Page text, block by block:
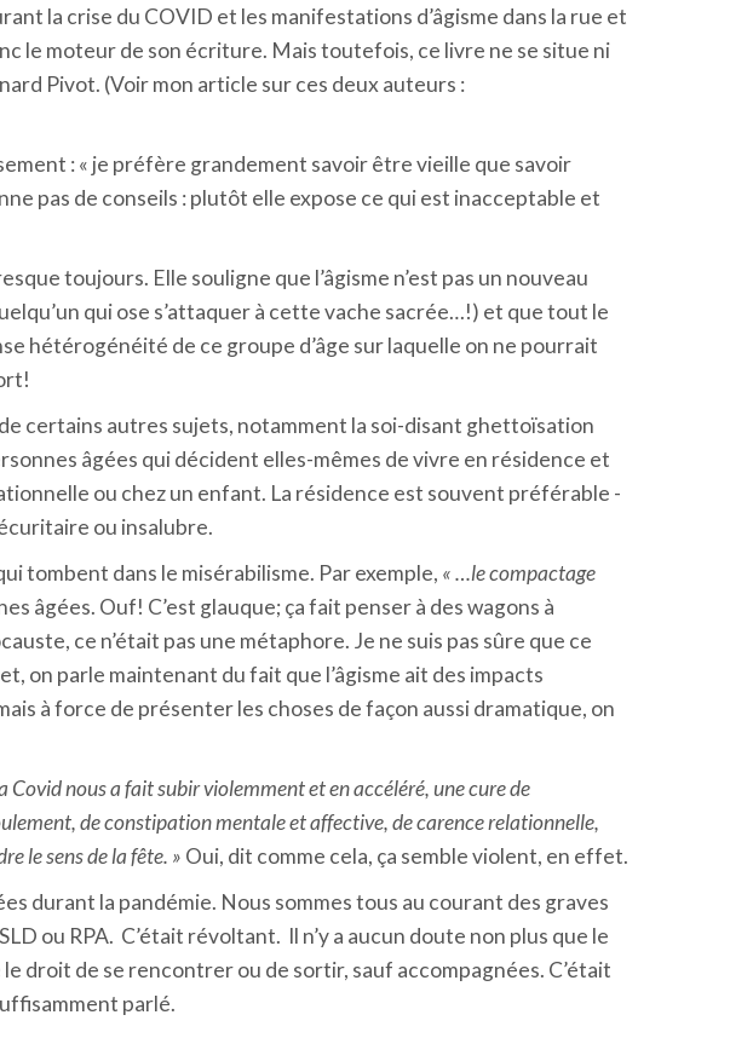
la crise du COVID et les manifestations d’âgisme dans la rue et
le moteur de son écriture. Mais toutefois, ce livre ne se situe ni
Pivot. (Voir mon article sur ces deux auteurs :
: « je préfère grandement savoir être vieille que savoir
pas de conseils : plutôt elle expose ce qui est inacceptable et
toujours. Elle souligne que l’âgisme n’est pas un nouveau
qui ose s’attaquer à cette vache sacrée…!) et que tout le
hétérogénéité de ce groupe d’âge sur laquelle on ne pourrait
certains autres sujets, notamment la soi-disant ghettoïsation
âgées qui décident elles-mêmes de vivre en résidence et
ou chez un enfant. La résidence est souvent préférable -
ou insalubre.
tombent dans le misérabilisme. Par exemple, « …le compactage
âgées. Ouf! C’est glauque; ça fait penser à des wagons à
ce n’était pas une métaphore. Je ne suis pas sûre que ce
on parle maintenant du fait que l’âgisme ait des impacts
à force de présenter les choses de façon aussi dramatique, on
Covid nous a fait subir violemment et en accéléré, une cure de
de constipation mentale et affective, de carence relationnelle,
le sens de la fête. » Oui, dit comme cela, ça semble violent, en effet.
durant la pandémie. Nous sommes tous au courant des graves
ou RPA. C’était révoltant. Il n’y a aucun doute non plus que le
droit de se rencontrer ou de sortir, sauf accompagnées. C’était
parlé.